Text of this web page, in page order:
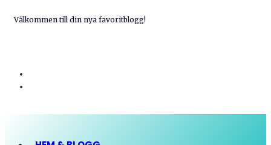
Välkommen till din nya favoritblogg!